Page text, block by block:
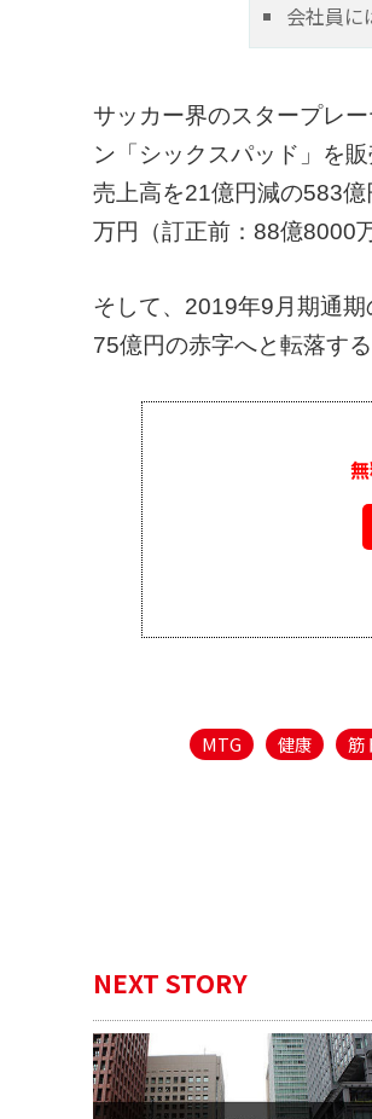
会社員に
サッカー界のスタープレ
ン「シックスパッド」を
売上高を21億円減の583
万円（訂正前：88億8000
そして、2019年9月期通
75億円の赤字へと転落す
MTG 健康 筋
NEXT STORY